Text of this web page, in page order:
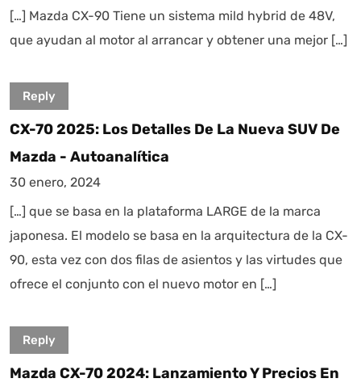
[…] Mazda CX-90 Tiene un sistema mild hybrid de 48V,
que ayudan al motor al arrancar y obtener una mejor […]
Reply
CX-70 2025: Los Detalles De La Nueva SUV De
Mazda - Autoanalítica
30 enero, 2024
[…] que se basa en la plataforma LARGE de la marca
japonesa. El modelo se basa en la arquitectura de la CX-
90, esta vez con dos filas de asientos y las virtudes que
ofrece el conjunto con el nuevo motor en […]
Reply
Mazda CX-70 2024: Lanzamiento Y Precios En